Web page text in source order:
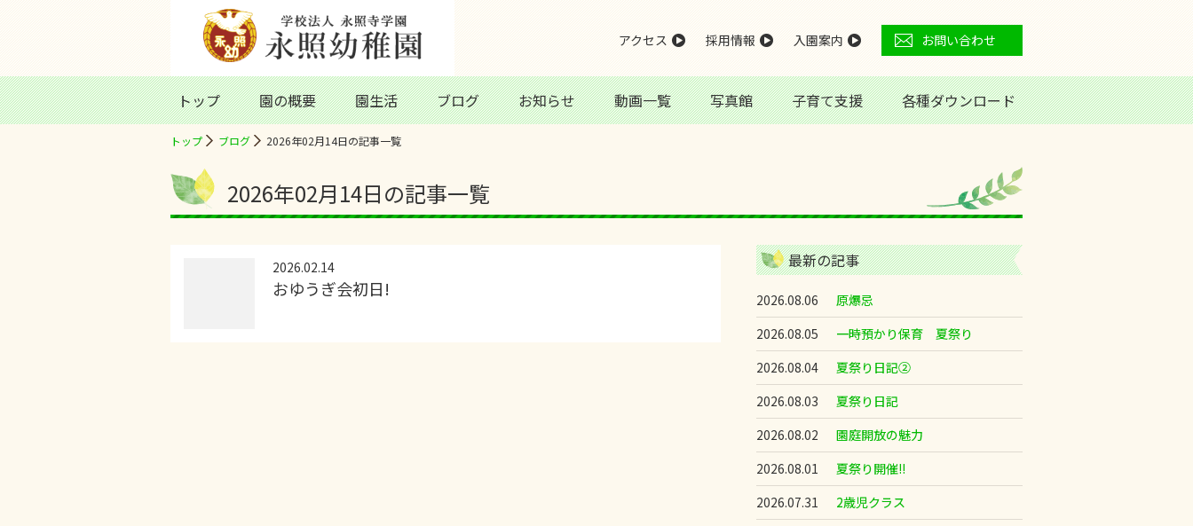
トップ 園の概要 園生活 ブログ お知らせ 動画一覧 写真館 子育て支援 各種ダウンロード
アクセス 採用情報 入園案内 お問い合わせ
トップ ブログ 2026年02月14日の記事一覧
2026年02月14日の記事一覧
2026.02.14
おゆうぎ会初日!
最新の記事
2026.08.06
原爆忌
2026.08.05
一時預かり保育 夏祭り
2026.08.04
夏祭り日記②
2026.08.03
夏祭り日記
2026.08.02
園庭開放の魅力
2026.08.01
夏祭り開催!!
2026.07.31
2歳児クラス